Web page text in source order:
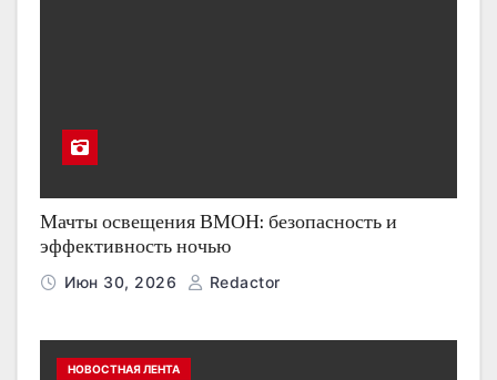
Мачты освещения ВМОН: безопасность и
эффективность ночью
Июн 30, 2026 Redactor
НОВОСТНАЯ ЛЕНТА